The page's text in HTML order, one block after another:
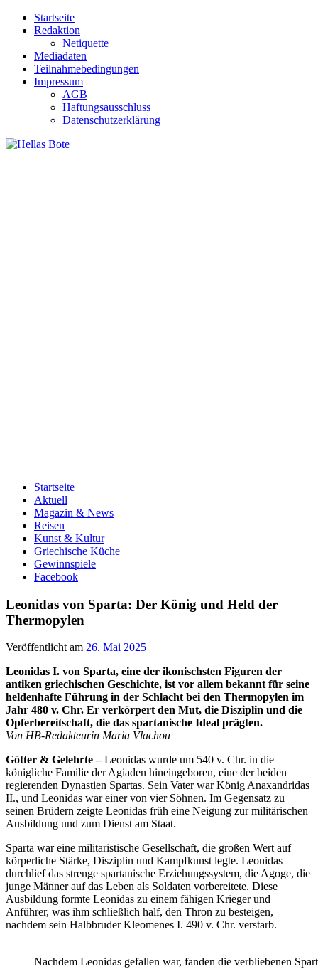
Zum
Inhalt
Startseite
Redaktion
Netiquette
Mediadaten
Teilnahmebedingungen
Impressum
AGB
Haftungsausschluss
Datenschutzerklärung
Startseite
Aktuell
Magazin & News
Reisen
Kunst & Kultur
Griechische Küche
Gewinnspiele
Facebook
Leonidas von Sparta: Der König und Held der
Thermopylen
Veröffentlicht am 26. Mai 2025
Leonidas I. von Sparta, eine der ikonischsten Figuren der
antiken griechischen Geschichte, ist vor allem bekannt für seine
heldenhafte Führung in der Schlacht bei den Thermopylen im
Jahr 480 v. Chr. Er verkörpert den Mut, die Disziplin und die
Opferbereitschaft, die das spartanische Ideal prägten.
Von HB-Redakteurin Maria Vlachou
Götter & Gelehrte –Leonidas wurde um 540 v. Chr. in die
königliche Familie der Agiaden hineingeboren, eine der beiden
regierenden Dynastien Spartas. Sein Vater war König Anaxandridas
II., und Leonidas war einer von vier Söhnen. Im Gegensatz zu
seinen Brüdern zeigte Leonidas früh eine Neigung zur militärischen
Ausbildung und zum Dienst am Staat.
Sparta war eine militaristische Gesellschaft, die großen Wert auf
körperliche Stärke, Disziplin und Kampfkunst legte. Leonidas
durchlief das strenge spartanische Erziehungssystem, die Agoge, die
junge Männer auf das Leben als Soldaten vorbereitete. Diese
Ausbildung formte Leonidas zu einem fähigen Krieger und
Anführer, was ihm schließlich half, den Thron zu besteigen,
nachdem sein Halbbruder Kleomenes I. 490 v. Chr. verstarb.
Nachdem Leonidas gefallen war, fanden die verbliebenen